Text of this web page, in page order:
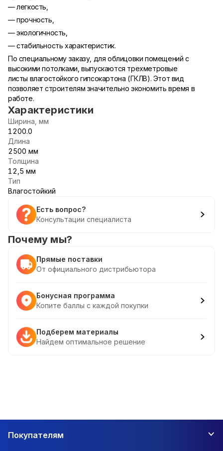
— легкость,
— прочность,
— экологичность,
— стабильность характеристик.
По специальному заказу, для облицовки помещений с
высокими потолками, выпускаются трехметровые
листы влагостойкого гипсокартона (ГКЛВ). Этот вид
позволяет строителям значительно экономить время в
работе.
Характеристики
Ширина, мм
1200.0
Длина
2500 мм
Толщина
12,5 мм
Тип
Влагостойкий
Есть вопрос?
Консультации специалиста
Почему мы?
Прямые поставки
От официального дистрибьютора
Бонусная программа
Копите баллы с каждой покупки
Подберем материалы
Найдем оптимальное решение
Покупателям